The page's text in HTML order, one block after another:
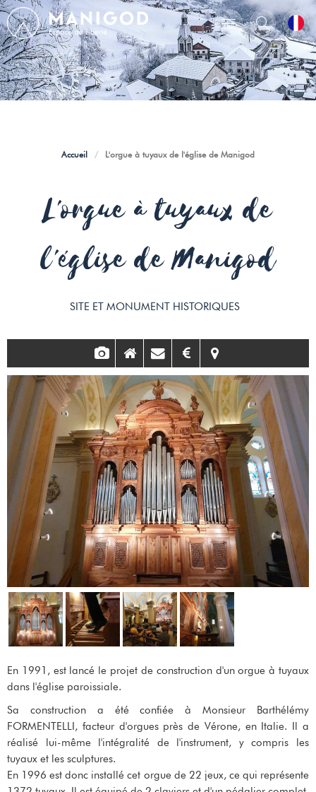
Accueil / L'orgue à tuyaux de l'église de Manigod
L'orgue à tuyaux de
l'église de Manigod
SITE ET MONUMENT HISTORIQUES
En 1991, est lancé le projet de construction d'un orgue à tuyaux
dans l'église paroissiale.
Sa construction a été confiée à Monsieur Barthélémy
FORMENTELLI, facteur d'orgues près de Vérone, en Italie. Il a
réalisé lui-même l'intégralité de l'instrument, y compris les
tuyaux et les sculptures.
En 1996 est donc installé cet orgue de 22 jeux, ce qui représente